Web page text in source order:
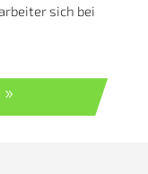
sich bei